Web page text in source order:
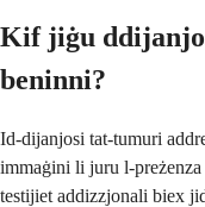
Kif jiġu
beninni?
Id-dijanjosi tat-tumuri
immaġini li juru l-
testijiet addizzjonali biex